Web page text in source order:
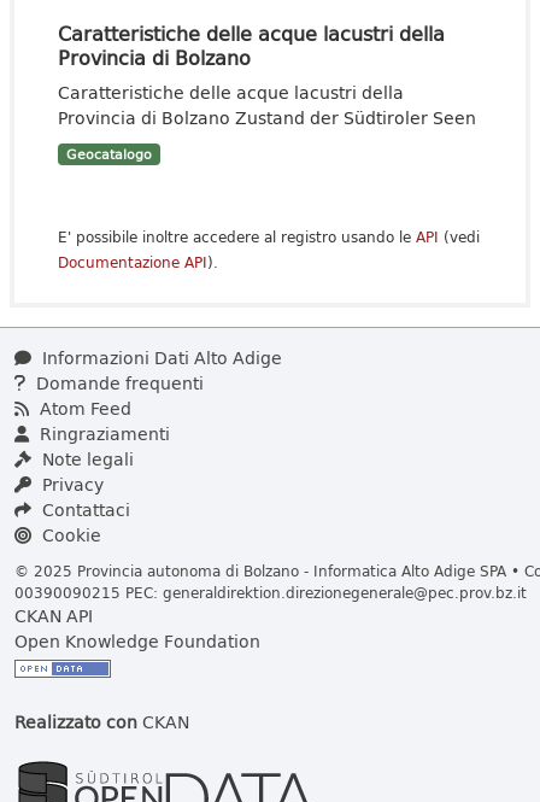
Caratteristiche delle acque lacustri della
Provincia di Bolzano
Caratteristiche delle acque lacustri della
Provincia di Bolzano Zustand der Südtiroler Seen
Geocatalogo
E' possibile inoltre accedere al registro usando le API (vedi
Documentazione API).
Informazioni Dati Alto Adige
Domande frequenti
Atom Feed
Ringraziamenti
Note legali
Privacy
Contattaci
Cookie
© 2025 Provincia autonoma di Bolzano - Informatica Alto Adige SPA •
00390090215 PEC: generaldirektion.direzionegenerale@pec.prov.bz.it
CKAN API
Open Knowledge Foundation
Realizzato conCKAN